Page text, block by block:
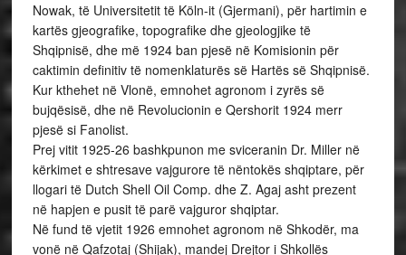
Nowak, të Universitetit të Köln-it (Gjermani), për hartimin e
kartës gjeografike, topografike dhe gjeologjike të
Shqipnisë, dhe më 1924 ban pjesë në Komisionin për
caktimin definitiv të nomenklaturës së Hartës së Shqipnisë.
Kur kthehet në Vlonë, emnohet agronom i zyrës së
bujqësisë, dhe në Revolucionin e Qershorit 1924 merr
pjesë si Fanolist.
Prej vitit 1925-26 bashkpunon me sviceranin Dr. Miller në
kërkimet e shtresave vajgurore të nëntokës shqiptare, për
llogari të Dutch Shell Oil Comp. dhe Z. Agaj asht prezent
në hapjen e pusit të parë vajguror shqiptar.
Në fund të vjetit 1926 emnohet agronom në Shkodër, ma
vonë në Qafzotaj (Shijak), mandej Drejtor i Shkollës